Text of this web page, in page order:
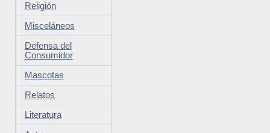
Religión
Misceláneos
Defensa del
Consumidor
Mascotas
Relatos
Literatura